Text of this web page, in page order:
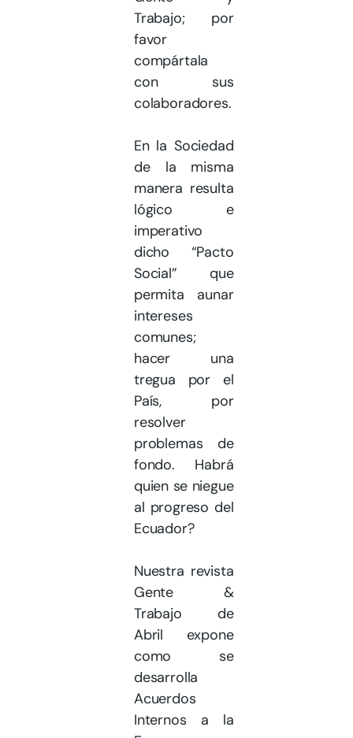
Trabajo; por
favor
compártala
con sus
colaboradores.
En la Sociedad
de la misma
manera resulta
lógico e
imperativo
dicho “Pacto
Social” que
permita aunar
intereses
comunes;
hacer una
tregua por el
País, por
resolver
problemas de
fondo. Habrá
quien se niegue
al progreso del
Ecuador?
Nuestra revista
Gente &
Trabajo de
Abril expone
como se
desarrolla
Acuerdos
Internos a la